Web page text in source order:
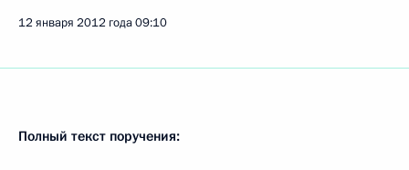
12 января 2012 года09:10
Полный текст поручения: